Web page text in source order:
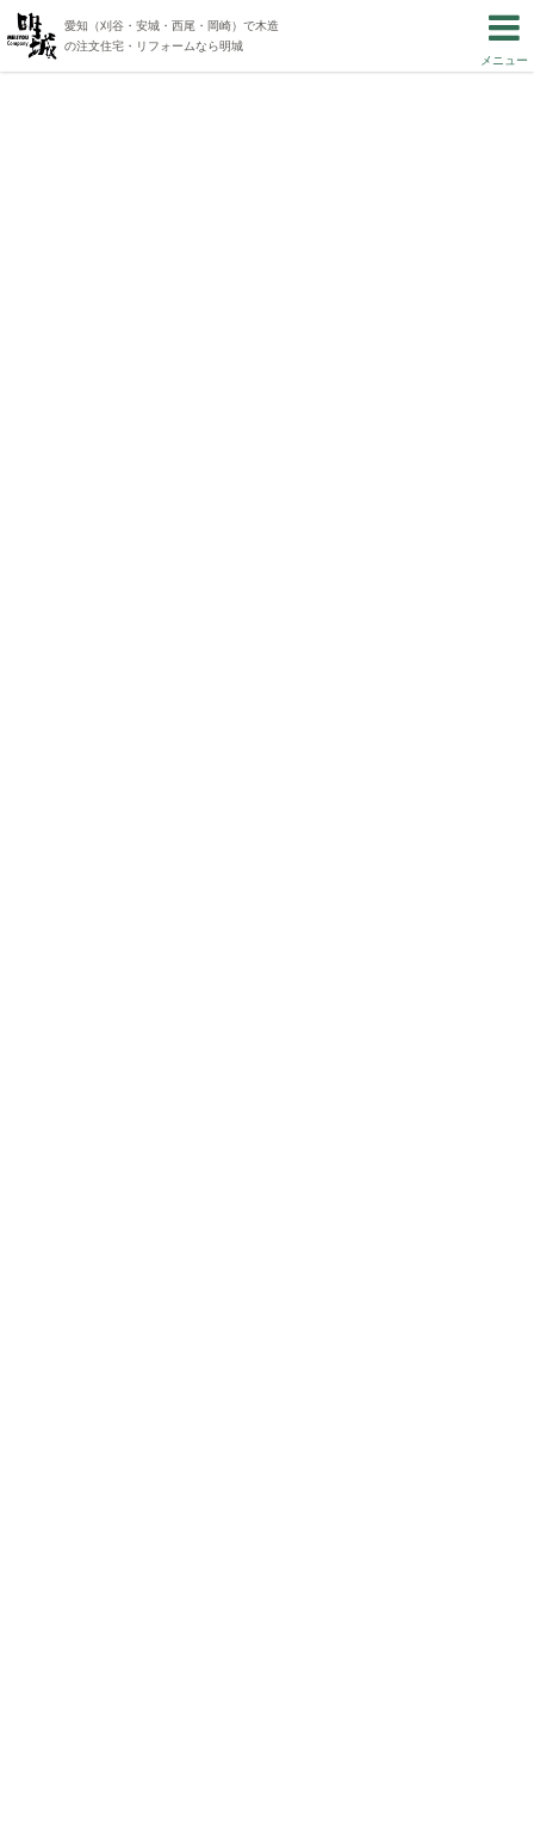
愛知（刈谷・安城・西尾・岡崎）で木造
の注文住宅・リフォームなら明城
メニュー